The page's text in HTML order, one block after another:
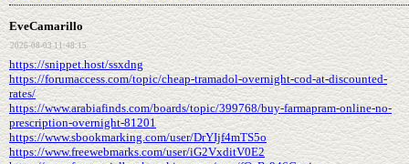
EveCamarillo
2026-08-03 11:48:15
https://snippet.host/ssxdng
https://forumaccess.com/topic/cheap-tramadol-overnight-cod-at-discounted-
rates/
https://www.arabiafinds.com/boards/topic/399768/buy-farmapram-online-no-
prescription-overnight-81201
https://www.sbookmarking.com/user/DrYIjf4mTS5o
https://www.freewebmarks.com/user/iG2VxditV0E2